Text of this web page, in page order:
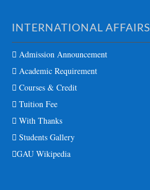
INTERNATIONAL AFFAIRS
Admission Announcement
Academic Requirement
Courses & Credit
Tuition Fee
With Thanks
Students Gallery
GAU Wikipedia